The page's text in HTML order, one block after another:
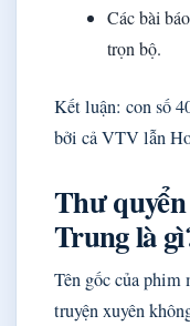
Các bài
trọn bộ.
Kết luận: con số
bởi cả VTV lẫn
Thư
Trung là
Tên gốc của phim
truyện xuyên